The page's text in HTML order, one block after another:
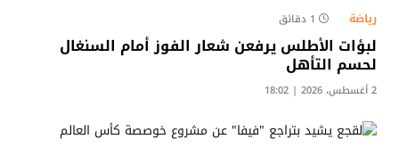
رياضة 1 دقائق
لبؤات الأطلس يرفعن شعار الفوز أمام السنغال
لحسم التأهل
2 أغسطس، 2026 | 18:02